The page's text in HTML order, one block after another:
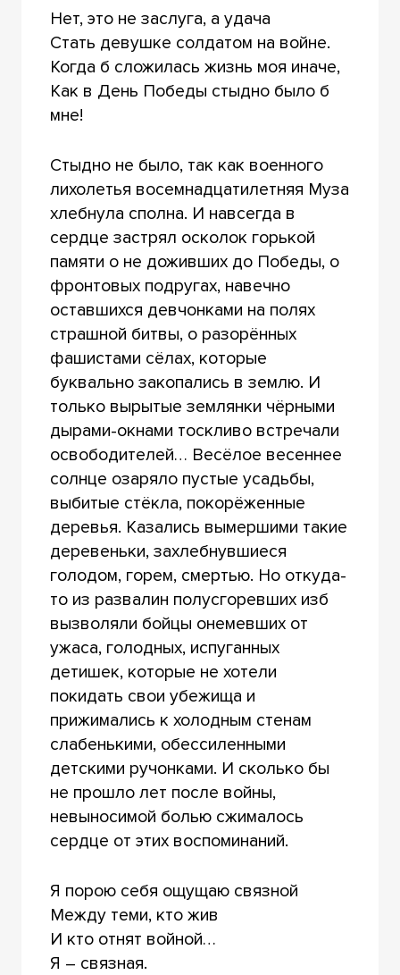
Нет, это не заслуга, а удача
Стать девушке солдатом на войне.
Когда б сложилась жизнь моя иначе,
Как в День Победы стыдно было б
мне!
Стыдно не было, так как военного
лихолетья восемнадцатилетняя Муза
хлебнула сполна. И навсегда в
сердце застрял осколок горькой
памяти о не доживших до Победы, о
фронтовых подругах, навечно
оставшихся девчонками на полях
страшной битвы, о разорённых
фашистами сёлах, которые
буквально закопались в землю. И
только вырытые землянки чёрными
дырами-окнами тоскливо встречали
освободителей… Весёлое весеннее
солнце озаряло пустые усадьбы,
выбитые стёкла, покорёженные
деревья. Казались вымершими такие
деревеньки, захлебнувшиеся
голодом, горем, смертью. Но откуда-
то из развалин полусгоревших изб
вызволяли бойцы онемевших от
ужаса, голодных, испуганных
детишек, которые не хотели
покидать свои убежища и
прижимались к холодным стенам
слабенькими, обессиленными
детскими ручонками. И сколько бы
не прошло лет после войны,
невыносимой болью сжималось
сердце от этих воспоминаний.
Я порою себя ощущаю связной
Между теми, кто жив
И кто отнят войной…
Я – связная.